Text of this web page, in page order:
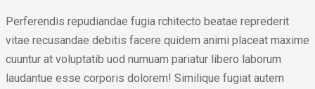
Perferendis repudiandae fugia rchitecto beatae reprederit
vitae recusandae debitis facere quidem animi placeat maxime
cuuntur at voluptatib uod numuam pariatur libero laborum
laudantue esse corporis dolorem! Similique fugiat autem